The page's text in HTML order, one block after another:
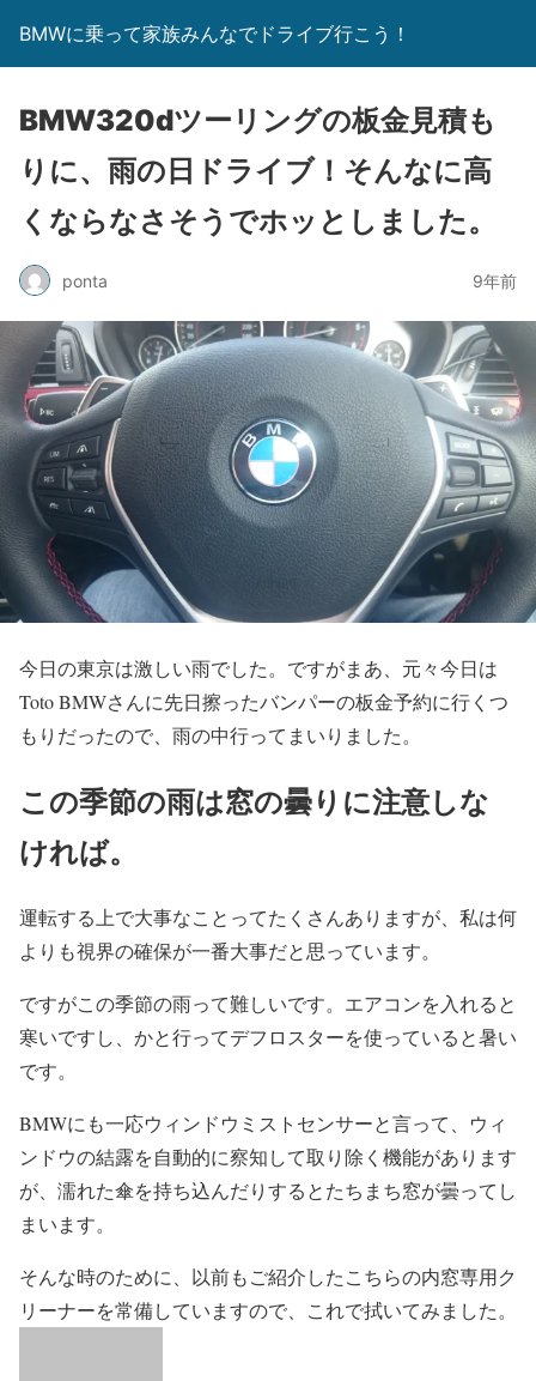
BMWに乗って家族みんなでドライブ行こう！
BMW320dツーリングの板金見積も
りに、雨の日ドライブ！そんなに高
くならなさそうでホッとしました。
ponta 9年前
今日の東京は激しい雨でした。ですがまあ、元々今日は
Toto BMWさんに先日擦ったバンパーの板金予約に行くつ
もりだったので、雨の中行ってまいりました。
この季節の雨は窓の曇りに注意しな
ければ。
運転する上で大事なことってたくさんありますが、私は何
よりも視界の確保が一番大事だと思っています。
ですがこの季節の雨って難しいです。エアコンを入れると
寒いですし、かと行ってデフロスターを使っていると暑い
です。
BMWにも一応ウィンドウミストセンサーと言って、ウィ
ンドウの結露を自動的に察知して取り除く機能があります
が、濡れた傘を持ち込んだりするとたちまち窓が曇ってし
まいます。
そんな時のために、以前もご紹介したこちらの内窓専用ク
リーナーを常備していますので、これで拭いてみました。